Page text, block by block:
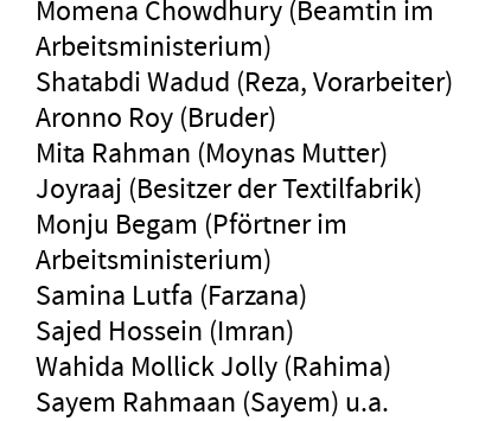
Momena Chowdhury (Beamtin im
Arbeitsministerium)
Shatabdi Wadud (Reza, Vorarbeiter)
Aronno Roy (Bruder)
Mita Rahman (Moynas Mutter)
Joyraaj (Besitzer der Textilfabrik)
Monju Begam (Pförtner im
Arbeitsministerium)
Samina Lutfa (Farzana)
Sajed Hossein (Imran)
Wahida Mollick Jolly (Rahima)
Sayem Rahmaan (Sayem) u.a.